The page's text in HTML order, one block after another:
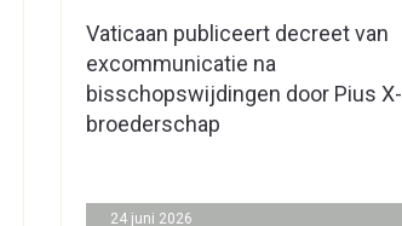
Vaticaan publiceert decreet van
excommunicatie na
bisschopswijdingen door Pius X-
broederschap
24 juni 2026